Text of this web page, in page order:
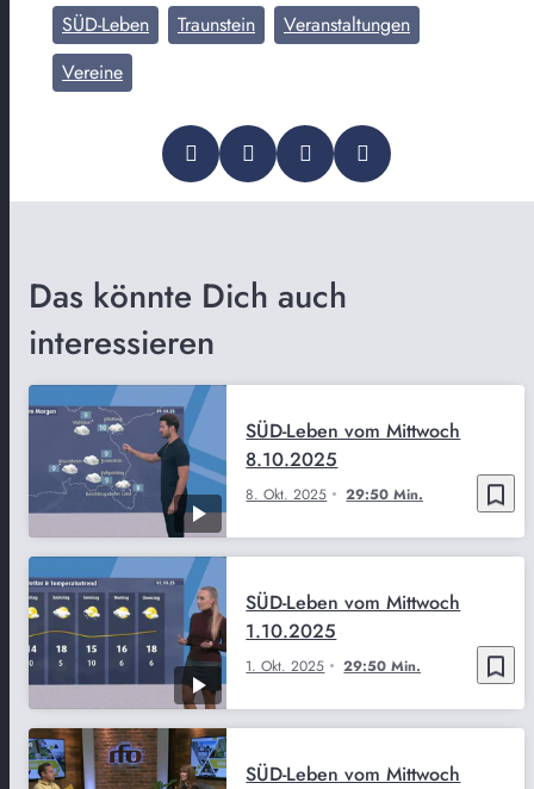
SÜD-Leben
Traunstein
Veranstaltungen
Vereine
Das könnte Dich auch
interessieren
bookmark_border
8. Okt. 2025 29:50 Min.
SÜD-Leben vom Mittwoch
8.10.2025
bookmark_border
1. Okt. 2025 29:50 Min.
SÜD-Leben vom Mittwoch
1.10.2025
SÜD-Leben vom Mittwoch